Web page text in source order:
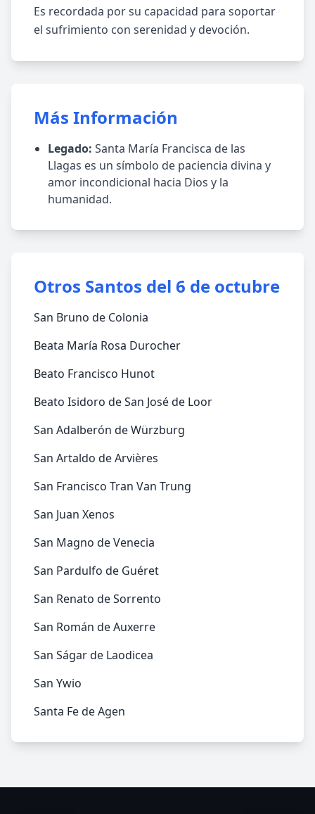
Es recordada por su capacidad para soportar
el sufrimiento con serenidad y devoción.
Más Información
Legado: Santa María Francisca de las
Llagas es un símbolo de paciencia divina y
amor incondicional hacia Dios y la
humanidad.
Otros Santos del 6 de octubre
San Bruno de Colonia
Beata María Rosa Durocher
Beato Francisco Hunot
Beato Isidoro de San José de Loor
San Adalberón de Würzburg
San Artaldo de Arvières
San Francisco Tran Van Trung
San Juan Xenos
San Magno de Venecia
San Pardulfo de Guéret
San Renato de Sorrento
San Román de Auxerre
San Ságar de Laodicea
San Ywio
Santa Fe de Agen